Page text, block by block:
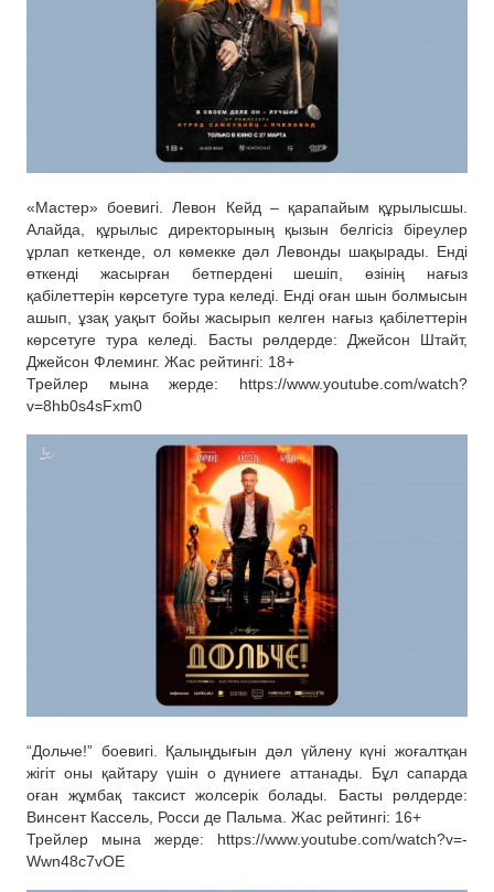
«Мастер» боевигі. Левон Кейд – қарапайым құрылысшы.
Алайда, құрылыс директорының қызын белгісіз біреулер
ұрлап кеткенде, ол көмекке дәл Левонды шақырады. Енді
өткенді жасырған бетпердені шешіп, өзінің нағыз
қабілеттерін көрсетуге тура келеді. Енді оған шын болмысын
ашып, ұзақ уақыт бойы жасырып келген нағыз қабілеттерін
көрсетуге тура келеді. Басты рөлдерде: Джейсон Штайт,
Джейсон Флеминг. Жас рейтингі: 18+
Трейлер мына жерде: https://www.youtube.com/watch?
v=8hb0s4sFxm0
“Дольче!” боевигі. Қалыңдығын дәл үйлену күні жоғалтқан
жігіт оны қайтару үшін о дүниеге аттанады. Бұл сапарда
оған жұмбақ таксист жолсерік болады. Басты рөлдерде:
Винсент Кассель, Росси де Пальма. Жас рейтингі: 16+
Трейлер мына жерде: https://www.youtube.com/watch?v=-
Wwn48c7vOE